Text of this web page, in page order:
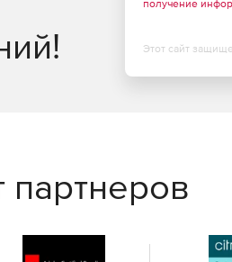
получение
Этот сайт
партнеров